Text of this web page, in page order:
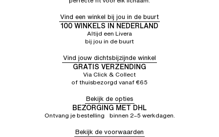
Vind een winkel bij jou in de buurt
100 WINKELS IN NEDERLAND
Altijd een Livera
bij jou in de buurt
Vind jouw dichtsbijzijnde winkel
GRATIS VERZENDING
Via Click & Collect
of thuisbezorgd vanaf €65
Bekijk de opties
BEZORGING MET DHL
Ontvang je bestelling binnen 2–5 werkdagen.
Bekijk de voorwaarden